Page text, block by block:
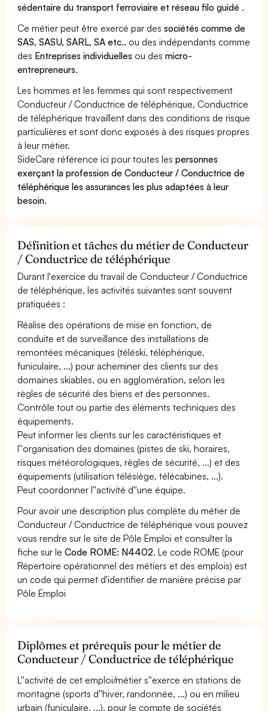
sédentaire du transport ferroviaire et réseau filo guidé .
Ce métier peut être exercé par dessociétés comme de
SAS, SASU, SARL, SA etc.. ou des indépendants comme
des Entreprises individuelles ou desmicro-
entrepreneurs.
Les hommes et les femmes qui sont respectivement
Conducteur / Conductrice de téléphérique, Conductrice
de téléphérique travaillent dans des conditions de risque
particulières et sont donc exposés à des risques propres
à leur métier.
SideCare référence ici pour toutes lespersonnes
exerçant la profession de Conducteur / Conductrice de
téléphérique les assurances les plus adaptées à leur
besoin.
Définition et tâches du métier de Conducteur
/ Conductrice de téléphérique
Durant l'exercice du travail de Conducteur / Conductrice
de téléphérique, les activités suivantes sont souvent
pratiquées :
Réalise des opérations de mise en fonction, de
conduite et de surveillance des installations de
remontées mécaniques (téléski, téléphérique,
funiculaire, ...) pour acheminer des clients sur des
domaines skiables, ou en agglomération, selon les
règles de sécurité des biens et des personnes.
Contrôle tout ou partie des éléments techniques des
équipements.
Peut informer les clients sur les caractéristiques et
l''organisation des domaines (pistes de ski, horaires,
risques météorologiques, règles de sécurité, ...) et des
équipements (utilisation télésiège, télécabines, ...).
Peut coordonner l''activité d''une équipe.
Pour avoir une description plus complète du métier de
Conducteur / Conductrice de téléphérique vous pouvez
vous rendre sur le site de Pôle Emploi et consulter la
fiche sur leCode ROME: N4402. Le code ROME (pour
Répertoire opérationnel des métiers et des emplois) est
un code qui permet d'identifier de manière précise par
Pôle Emploi
Diplômes et prérequis pour le métier de
Conducteur / Conductrice de téléphérique
L''activité de cet emploi/métier s''exerce en stations de
montagne (sports d''hiver, randonnée, ...) ou en milieu
urbain (funiculaire, ...), pour le compte de sociétés